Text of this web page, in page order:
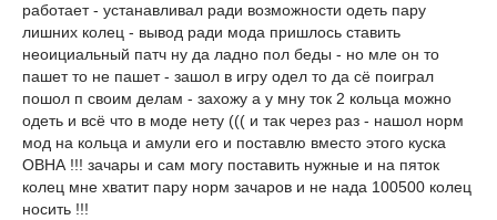
работает - устанавливал ради возможности одеть пару
лишних колец - вывод ради мода пришлось ставить
неоициальный патч ну да ладно пол беды - но мле он то
пашет то не пашет - зашол в игру одел то да сё поиграл
пошол п своим делам - захожу а у мну ток 2 кольца можно
одеть и всё что в моде нету ((( и так через раз - нашол норм
мод на кольца и амули его и поставлю вместо этого куска
ОВНА !!! зачары и сам могу поставить нужные и на пяток
колец мне хватит пару норм зачаров и не нада 100500 колец
носить !!!